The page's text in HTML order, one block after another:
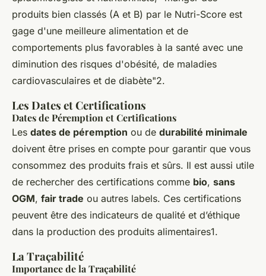
produits bien classés (A et B) par le Nutri-Score est
gage d'une meilleure alimentation et de
comportements plus favorables à la santé avec une
diminution des risques d'obésité, de maladies
cardiovasculaires et de diabète"2.
Les Dates et Certifications
Dates de Péremption et Certifications
Les dates de péremption ou de durabilité minimale
doivent être prises en compte pour garantir que vous
consommez des produits frais et sûrs. Il est aussi utile
de rechercher des certifications comme bio, sans
OGM, fair trade ou autres labels. Ces certifications
peuvent être des indicateurs de qualité et d’éthique
dans la production des produits alimentaires1.
La Traçabilité
Importance de la Traçabilité